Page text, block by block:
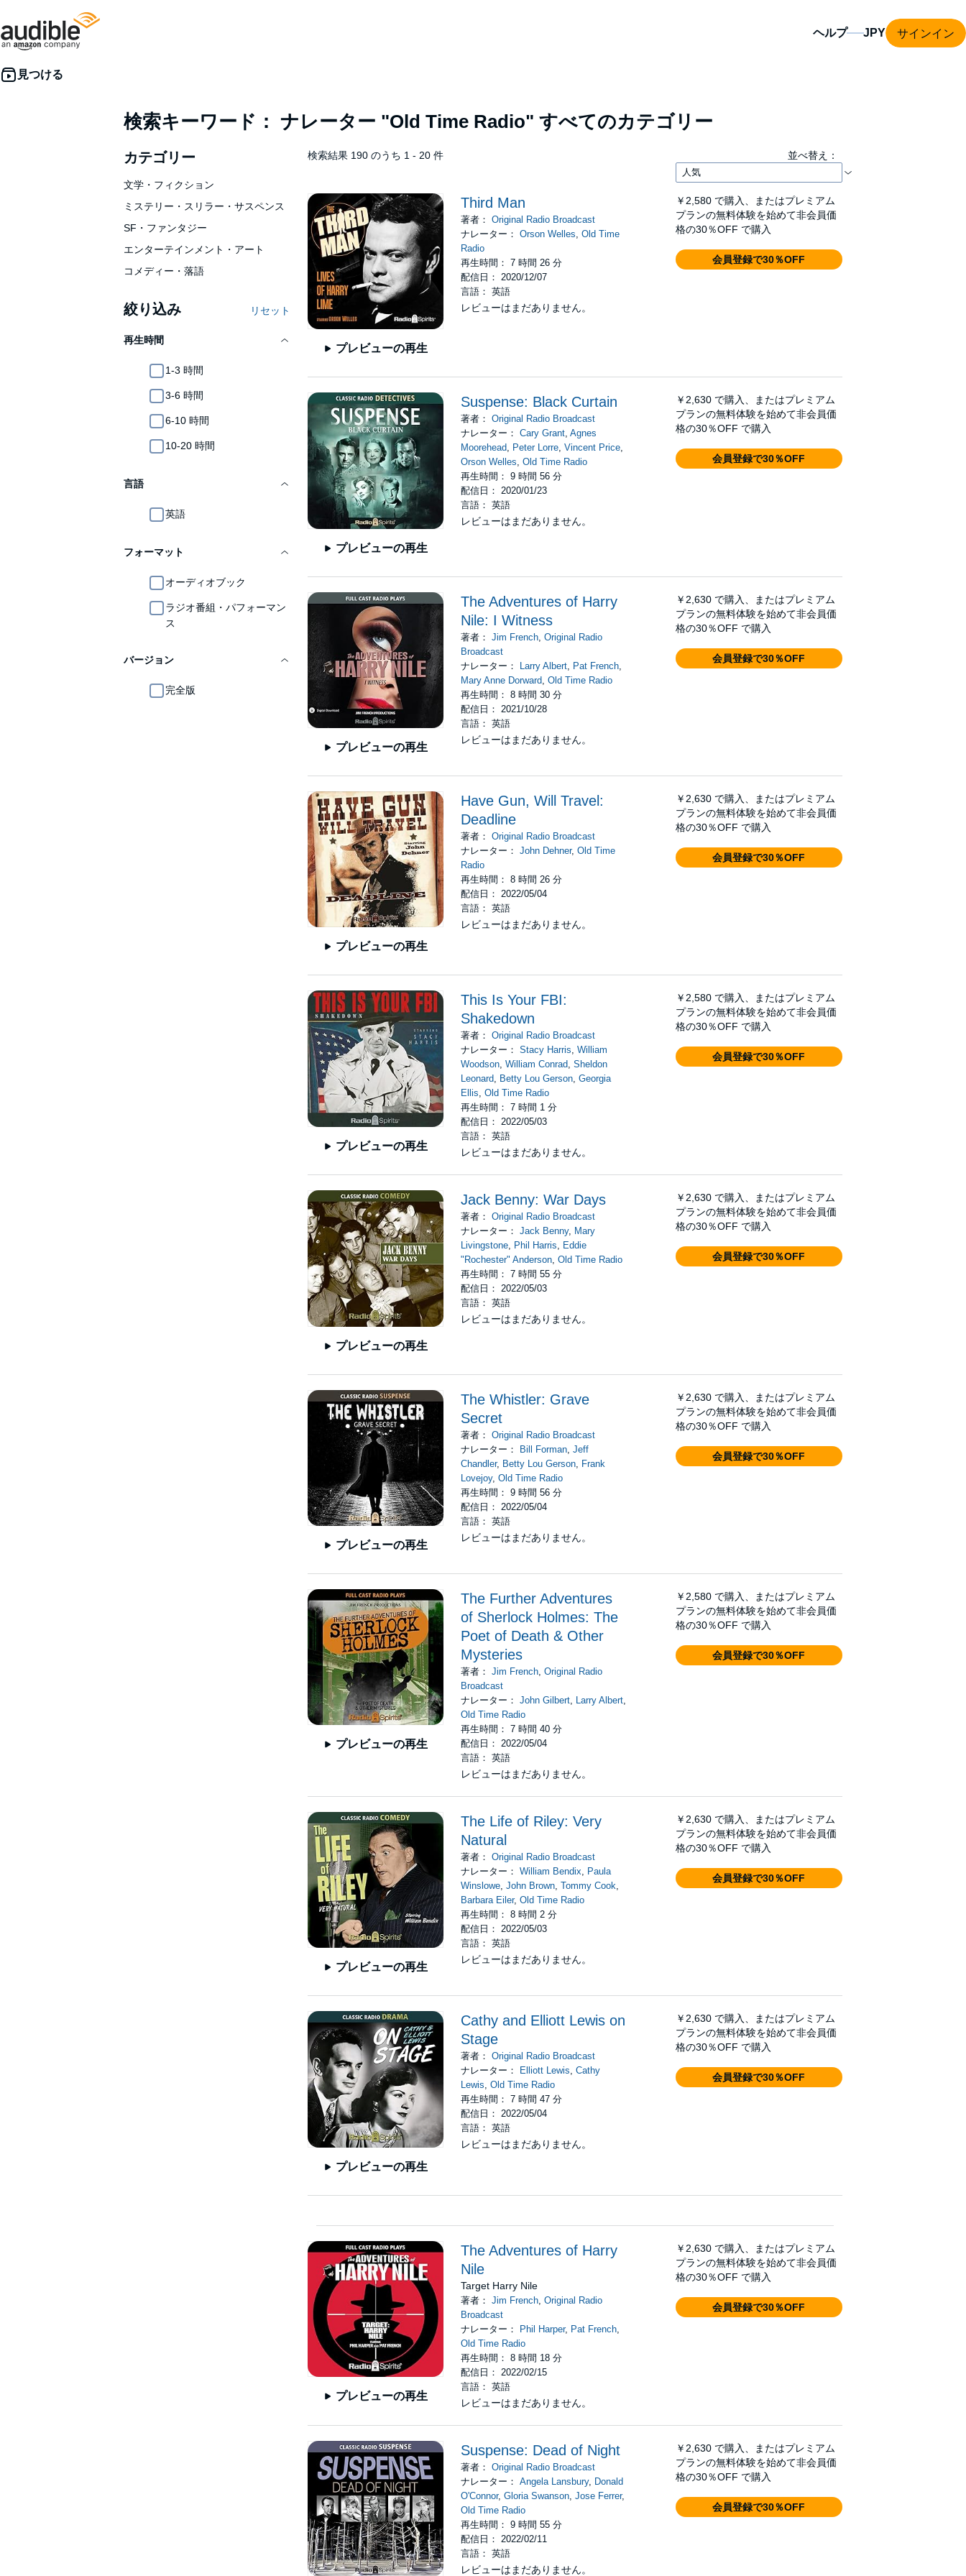
ヘルプ サインイン
検索キーワード： ナレーター "Old Time Radio" すべてのカテゴリー
カテゴリー
文学・フィクション
ミステリー・スリラー・サスペンス
SF・ファンタジー
エンターテインメント・アート
コメディー・落語
絞り込み リセット
再生時間
1-3 時間
3-6 時間
6-10 時間
10-20 時間
言語
英語
フォーマット
オーディオブック
ラジオ番組・パフォーマン
ス
バージョン
完全版
検索結果 190 のうち 1 - 20 件 並べ替え：
プレビューの再生
Third Man
著者：Original Radio Broadcast
ナレーター：Orson Welles,Old Time
Radio
再生時間： 7 時間 26 分
配信日： 2020/12/07
言語： 英語
レビューはまだありません。
￥2,580 で購入、またはプレミアム
プランの無料体験を始めて非会員価
格の30％OFF で購入
会員登録で30％OFF
プレビューの再生
Suspense: Black Curtain
著者：Original Radio Broadcast
ナレーター：Cary Grant,Agnes
Moorehead, Peter Lorre,Vincent Price,
Orson Welles,Old Time Radio
再生時間： 9 時間 56 分
配信日： 2020/01/23
言語： 英語
レビューはまだありません。
￥2,630 で購入、またはプレミアム
プランの無料体験を始めて非会員価
格の30％OFF で購入
会員登録で30％OFF
プレビューの再生
The Adventures of Harry
Nile: I Witness
著者：Jim French ,Original Radio
Broadcast
ナレーター： Larry Albert Pat French
Mary Anne Dorward ,Old Time Radio
再生時間： 8 時間 30 分
配信日： 2021/10/28
言語： 英語
レビューはまだありません。
￥2,630 で購入、またはプレミアム
プランの無料体験を始めて非会員価
格の30％OFF で購入
会員登録で30％OFF
プレビューの再生
Have Gun, Will Travel:
Deadline
著者：Original Radio Broadcast
ナレーター：John Dehner,Old Time
Radio
再生時間： 8 時間 26 分
配信日： 2022/05/04
言語： 英語
レビューはまだありません。
￥2,630 で購入、またはプレミアム
プランの無料体験を始めて非会員価
格の30％OFF で購入
会員登録で30％OFF
プレビューの再生
This Is Your FBI:
Shakedown
著者：Original Radio Broadcast
ナレーター：Stacy Harris,William
Woodson,William Conrad,Sheldon
Leonard, Betty Lou Gerson,Georgia
Ellis,Old Time Radio
再生時間： 7 時間 1 分
配信日： 2022/05/03
言語： 英語
レビューはまだありません。
￥2,580 で購入、またはプレミアム
プランの無料体験を始めて非会員価
格の30％OFF で購入
会員登録で30％OFF
プレビューの再生
Jack Benny: War Days
著者：Original Radio Broadcast
ナレーター：Jack Benny, Mary
Livingstone, Phil Harris, Eddie
"Rochester" Anderson,Old Time Radio
再生時間： 7 時間 55 分
配信日： 2022/05/03
言語： 英語
レビューはまだありません。
￥2,630 で購入、またはプレミアム
プランの無料体験を始めて非会員価
格の30％OFF で購入
会員登録で30％OFF
プレビューの再生
The Whistler: Grave
Secret
著者：Original Radio Broadcast
ナレーター： Bill Forman ,Jeff
Chandler, Betty Lou Gerson Frank
Lovejoy,Old Time Radio
再生時間： 9 時間 56 分
配信日： 2022/05/04
言語： 英語
レビューはまだありません。
￥2,630 で購入、またはプレミアム
プランの無料体験を始めて非会員価
格の30％OFF で購入
会員登録で30％OFF
プレビューの再生
The Further Adventures
of Sherlock Holmes: The
Poet of Death & Other
Mysteries
著者：Jim French ,Original Radio
Broadcast
ナレーター：John Gilbert Larry Albert
Old Time Radio
再生時間： 7 時間 40 分
配信日： 2022/05/04
言語： 英語
レビューはまだありません。
￥2,580 で購入、またはプレミアム
プランの無料体験を始めて非会員価
格の30％OFF で購入
会員登録で30％OFF
プレビューの再生
The Life of Riley: Very
Natural
著者：Original Radio Broadcast
ナレーター：William Bendix
Paula
Winslowe ,John Brown ,Tommy Cook
Barbara Eiler,Old Time Radio
再生時間： 8 時間 2 分
配信日： 2022/05/03
言語： 英語
レビューはまだありません。
￥2,630 で購入、またはプレミアム
プランの無料体験を始めて非会員価
格の30％OFF で購入
会員登録で30％OFF
プレビューの再生
Cathy and Elliott Lewis on
Stage
著者：Original Radio Broadcast
ナレーター：
Elliott Lewis,Cathy
Lewis,Old Time Radio
再生時間： 7 時間 47 分
配信日： 2022/05/04
言語： 英語
レビューはまだありません。
￥2,630 で購入、またはプレミアム
プランの無料体験を始めて非会員価
格の30％OFF で購入
会員登録で30％OFF
プレビューの再生
The Adventures of Harry
Nile
Target Harry Nile
著者：Jim French ,Original Radio
Broadcast
ナレーター： Phil Harper, Pat French
Old Time Radio
再生時間： 8 時間 18 分
配信日： 2022/02/15
言語： 英語
レビューはまだありません。
￥2,630 で購入、またはプレミアム
プランの無料体験を始めて非会員価
格の30％OFF で購入
会員登録で30％OFF
Suspense: Dead of Night
著者：Original Radio Broadcast
ナレーター：Angela Lansbury, Donald
O'Connor,Gloria Swanson ,Jose Ferrer,
Old Time Radio
再生時間： 9 時間 55 分
配信日： 2022/02/11
言語： 英語
レビューはまだありません。
￥2,630 で購入、またはプレミアム
プランの無料体験を始めて非会員価
格の30％OFF で購入
会員登録で30％OFF